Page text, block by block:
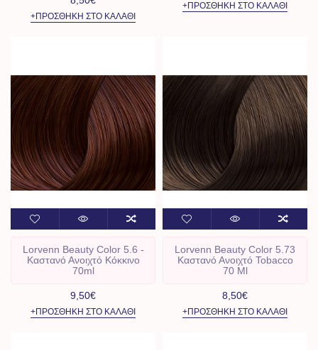
+ΠΡΟΣΘΉΚΗ ΣΤΟ ΚΑΛΆΘΙ
+ΠΡΟΣΘΉΚΗ ΣΤΟ ΚΑΛΆΘΙ
Lorvenn Beauty Color 5.6 -
Καστανό Ανοιχτό Κόκκινο
70ml
9,50€
+ΠΡΟΣΘΉΚΗ ΣΤΟ ΚΑΛΆΘΙ
Lorvenn Beauty Color 5.73
Καστανό Ανοιχτό Tobacco
70 Ml
8,50€
+ΠΡΟΣΘΉΚΗ ΣΤΟ ΚΑΛΆΘΙ